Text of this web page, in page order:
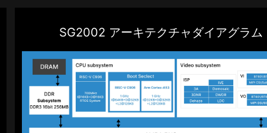
SG2002 アーキテクチャダイアグラム